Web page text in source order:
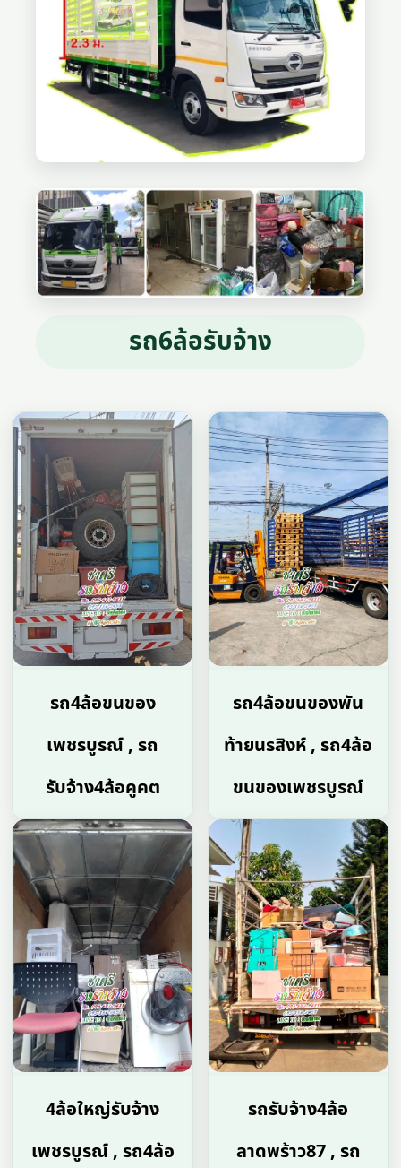
รถ6ล้อรับจ้าง
รถ4ล้อขนของ
เพชรบูรณ์ , รถ
รับจ้าง4ล้อคูคต
รถ4ล้อขนของพัน
ท้ายนรสิงห์ , รถ4ล้อ
ขนของเพชรบูรณ์
4ล้อใหญ่รับจ้าง
เพชรบูรณ์ , รถ4ล้อ
รถรับจ้าง4ล้อ
ลาดพร้าว87 , รถ